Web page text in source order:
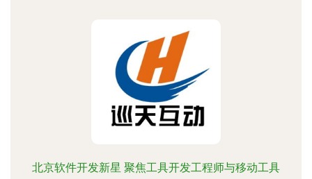
北京软件开发新星 聚焦工具开发工程师与移动工具